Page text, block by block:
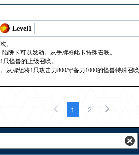
Level1
。
阱卡可以发动。从手牌将此卡特殊召唤。
怪兽的上级召唤。
从牌组将1只攻击力800/守备力1000的怪兽特殊召
1 2